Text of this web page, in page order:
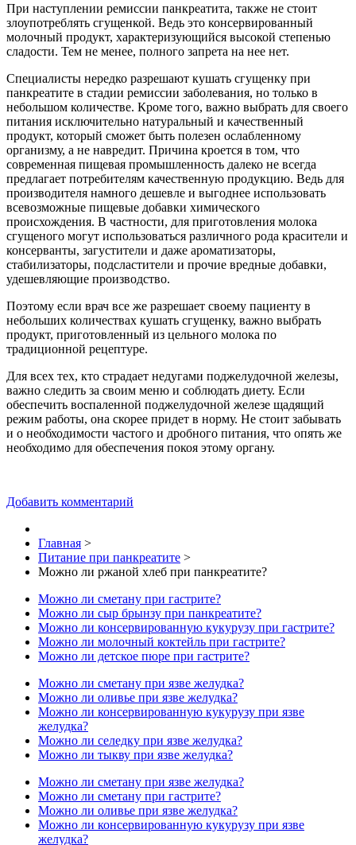
При наступлении ремиссии панкреатита, также не стоит
злоупотреблять сгущенкой. Ведь это консервированный
молочный продукт, характеризующийся высокой степенью
сладости. Тем не менее, полного запрета на нее нет.
Специалисты нередко разрешают кушать сгущенку при
панкреатите в стадии ремиссии заболевания, но только в
небольшом количестве. Кроме того, важно выбрать для своего
питания исключительно натуральный и качественный
продукт, который сможет быть полезен ослабленному
организму, а не навредит. Причина кроется в том, что
современная пищевая промышленность далеко не всегда
предлагает потребителям качественную продукцию. Ведь для
производителя намного дешевле и выгоднее использовать
всевозможные пищевые добавки химического
происхождения. В частности, для приготовления молока
сгущеного могут использоваться различного рода красители и
консерванты, загустители и даже ароматизаторы,
стабилизаторы, подсластители и прочие вредные добавки,
удешевляющие производство.
Поэтому если врач все же разрешает своему пациенту в
небольших количествах кушать сгущенку, важно выбрать
продукт, приготовленный из цельного молока по
традиционной рецептуре.
Для всех тех, кто страдает недугами поджелудочной железы,
важно следить за своим меню и соблюдать диету. Если
обеспечить воспаленной поджелудочной железе щадящий
режим работы, она скорее придет в норму. Не стоит забывать
и о необходимости частого и дробного питания, что опять же
необходимо для обеспечения покоя этому органу.
Добавить комментарий
Главная >
Питание при панкреатите >
Можно ли ржаной хлеб при панкреатите?
Можно ли сметану при гастрите?
Можно ли сыр брынзу при панкреатите?
Можно ли консервированную кукурузу при гастрите?
Можно ли молочный коктейль при гастрите?
Можно ли детское пюре при гастрите?
Можно ли сметану при язве желудка?
Можно ли оливье при язве желудка?
Можно ли консервированную кукурузу при язве
желудка?
Можно ли селедку при язве желудка?
Можно ли тыкву при язве желудка?
Можно ли сметану при язве желудка?
Можно ли сметану при гастрите?
Можно ли оливье при язве желудка?
Можно ли консервированную кукурузу при язве
желудка?